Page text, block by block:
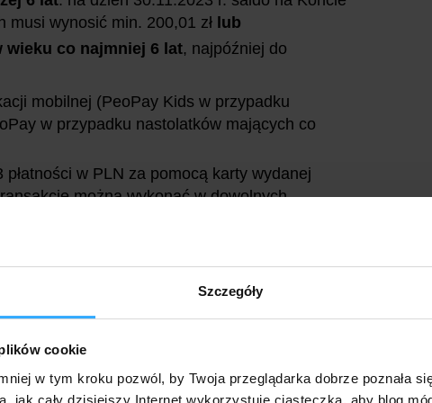
Szczegóły
cookie
w tym kroku pozwól, by Twoja przeglądarka dobrze poznała
jak cały dzisiejszy Internet wykorzystuje ciasteczka, aby blog
musi wynosić min. 200,01 zł lub
wieku co najmniej 6 lat, najpóźniej do
mobilnej (PeoPay Kids w przypadku
w przypadku nastolatków mających co
w PLN za pomocą karty wydanej
można wykonać w dowolnych
i/lub w Internecie; nie zaliczą się
100 zł na konto dziecka ma wpłynąć najpóźniej
zamykaj, ani nie wypowiadaj umowy o konto
dla dziecka.